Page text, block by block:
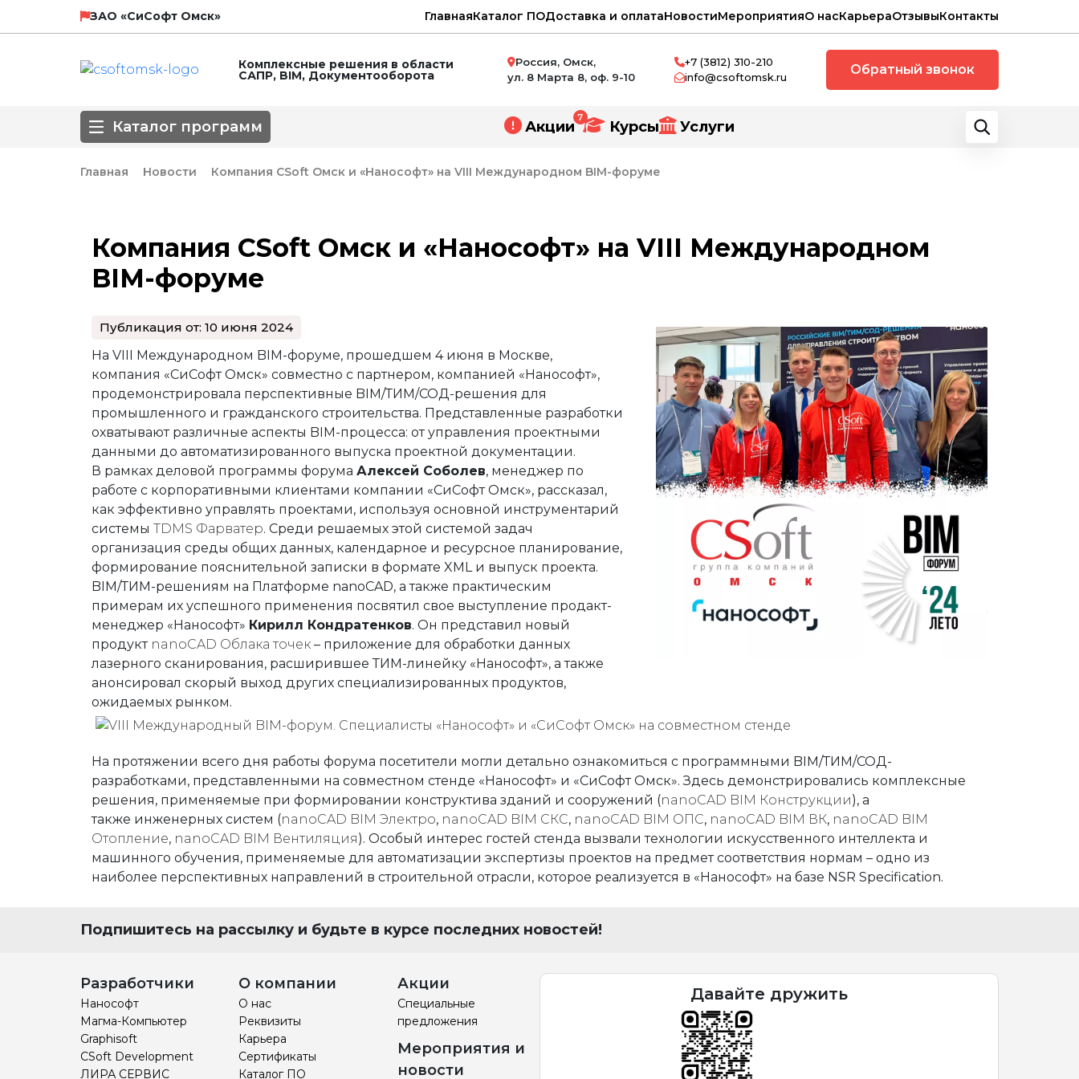
ЗАО «СиСофт Омск» ГлавнаяКаталог ПОДоставка и оплатаНовостиМероприятияО насКарьераОтзывыКонтакты
Комплексные решения в области
САПР, BIM, Документооборота
Россия, Омск,
ул. 8 Марта 8, оф. 9-10
+7 (3812) 310-210
info@csoftomsk.ru
Обратный звонок
Каталог программ
НТП Трубопровод SCAD Soft
3D-моделирование
BIM Автоматизированное проектирование
Популярные САПР
Базовые САПРИнженерные сети
СПДС СПДС КМ СПДС, КЖИ, КЖ
Строительство и архитектура
ЕСКД Машиностроение
Инженерный анализ
Электротехнические решения
Системы контроля и автоматики
Инженерные изыскания
Магистральные трубопроводы
Технологические решения
ДокументооборотЭлектронный архив
Визуализация
Нормативно-техническая документация
Другое Управление объектами недвижимости
Разработка радиоэлектронных устройств
Расчетное ПООблачные сервисы
Операционные системы
Защита данных
Корпоративные системыСистемы контроля и автоматики
Акции
7
Курсы Услуги
Главная Новости Компания CSoft Омск и «Нанософт» на VIII Международном BIM-форуме
Компания CSoft Омск и «Нанософт» на VIII Международном
BIM-форуме
Публикация от: 10 июня 2024
На VIII Международном BIM-форуме, прошедшем 4 июня в Москве,
компания «СиСофт Омск» совместно с партнером, компанией «Нанософт»,
продемонстрировала перспективные BIM/ТИМ/СОД-решения для
промышленного и гражданского строительства. Представленные разработки
охватывают различные аспекты BIM-процесса: от управления проектными
данными до автоматизированного выпуска проектной документации.
В рамках деловой программы форума Алексей Соболев, менеджер по
работе с корпоративными клиентами компании «СиСофт Омск», рассказал,
как эффективно управлять проектами, используя основной инструментарий
системы TDMS Фарватер. Среди решаемых этой системой задач
организация среды общих данных, календарное и ресурсное планирование,
формирование пояснительной записки в формате XML и выпуск проекта.
BIM/ТИМ-решениям на Платформе nanoCAD, а также практическим
примерам их успешного применения посвятил свое выступление продакт-
менеджер «Нанософт» Кирилл Кондратенков. Он представил новый
продукт nanoCAD Облака точек – приложение для обработки данных
лазерного сканирования, расширившее ТИМ-линейку «Нанософт», а также
анонсировал скорый выход других специализированных продуктов,
ожидаемых рынком.
На протяжении всего дня работы форума посетители могли детально ознакомиться с программными BIM/ТИМ/СОД-
разработками, представленными на совместном стенде «Нанософт» и «СиСофт Омск». Здесь демонстрировались комплексные
решения, применяемые при формировании конструктива зданий и сооружений (nanoCAD BIM Конструкции), а
также инженерных систем (nanoCAD BIM Электро, nanoCAD BIM СКС, nanoCAD BIM ОПС, nanoCAD BIM ВК, nanoCAD BIM
Отопление, nanoCAD BIM Вентиляция). Особый интерес гостей стенда вызвали технологии искусственного интеллекта и
машинного обучения, применяемые для автоматизации экспертизы проектов на предмет соответствия нормам – одно из
наиболее перспективных направлений в строительной отрасли, которое реализуется в «Нанософт» на базе NSR Specification.
Подпишитесь на рассылку и будьте в курсе последних новостей!
Разработчики
Нанософт
Магма-Компьютер
Graphisoft
CSoft Development
ЛИРА СЕРВИС
О компании
О нас
Реквизиты
Карьера
Сертификаты
Каталог ПО
Акции
Специальные
предложения
Мероприятия и
новости
Давайте дружить